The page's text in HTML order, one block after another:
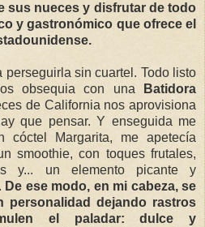
sus nueces y disfrutar de todo
y gastronómico que ofrece el
perseguirla sin cuartel. Todo listo
obsequia con una
Batidora
de California nos aprovisiona
que pensar. Y enseguida me
Margarita, me apetecía
smoothie, con toques frutales,
y... un elemento picante y
De ese modo, en mi cabeza, se
personalidad dejando rastros
el paladar: dulce y